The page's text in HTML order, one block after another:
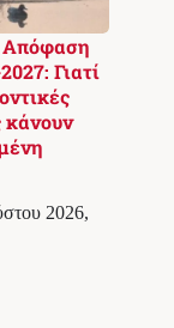
Απόφαση
Γιατί
κάνουν
2026,